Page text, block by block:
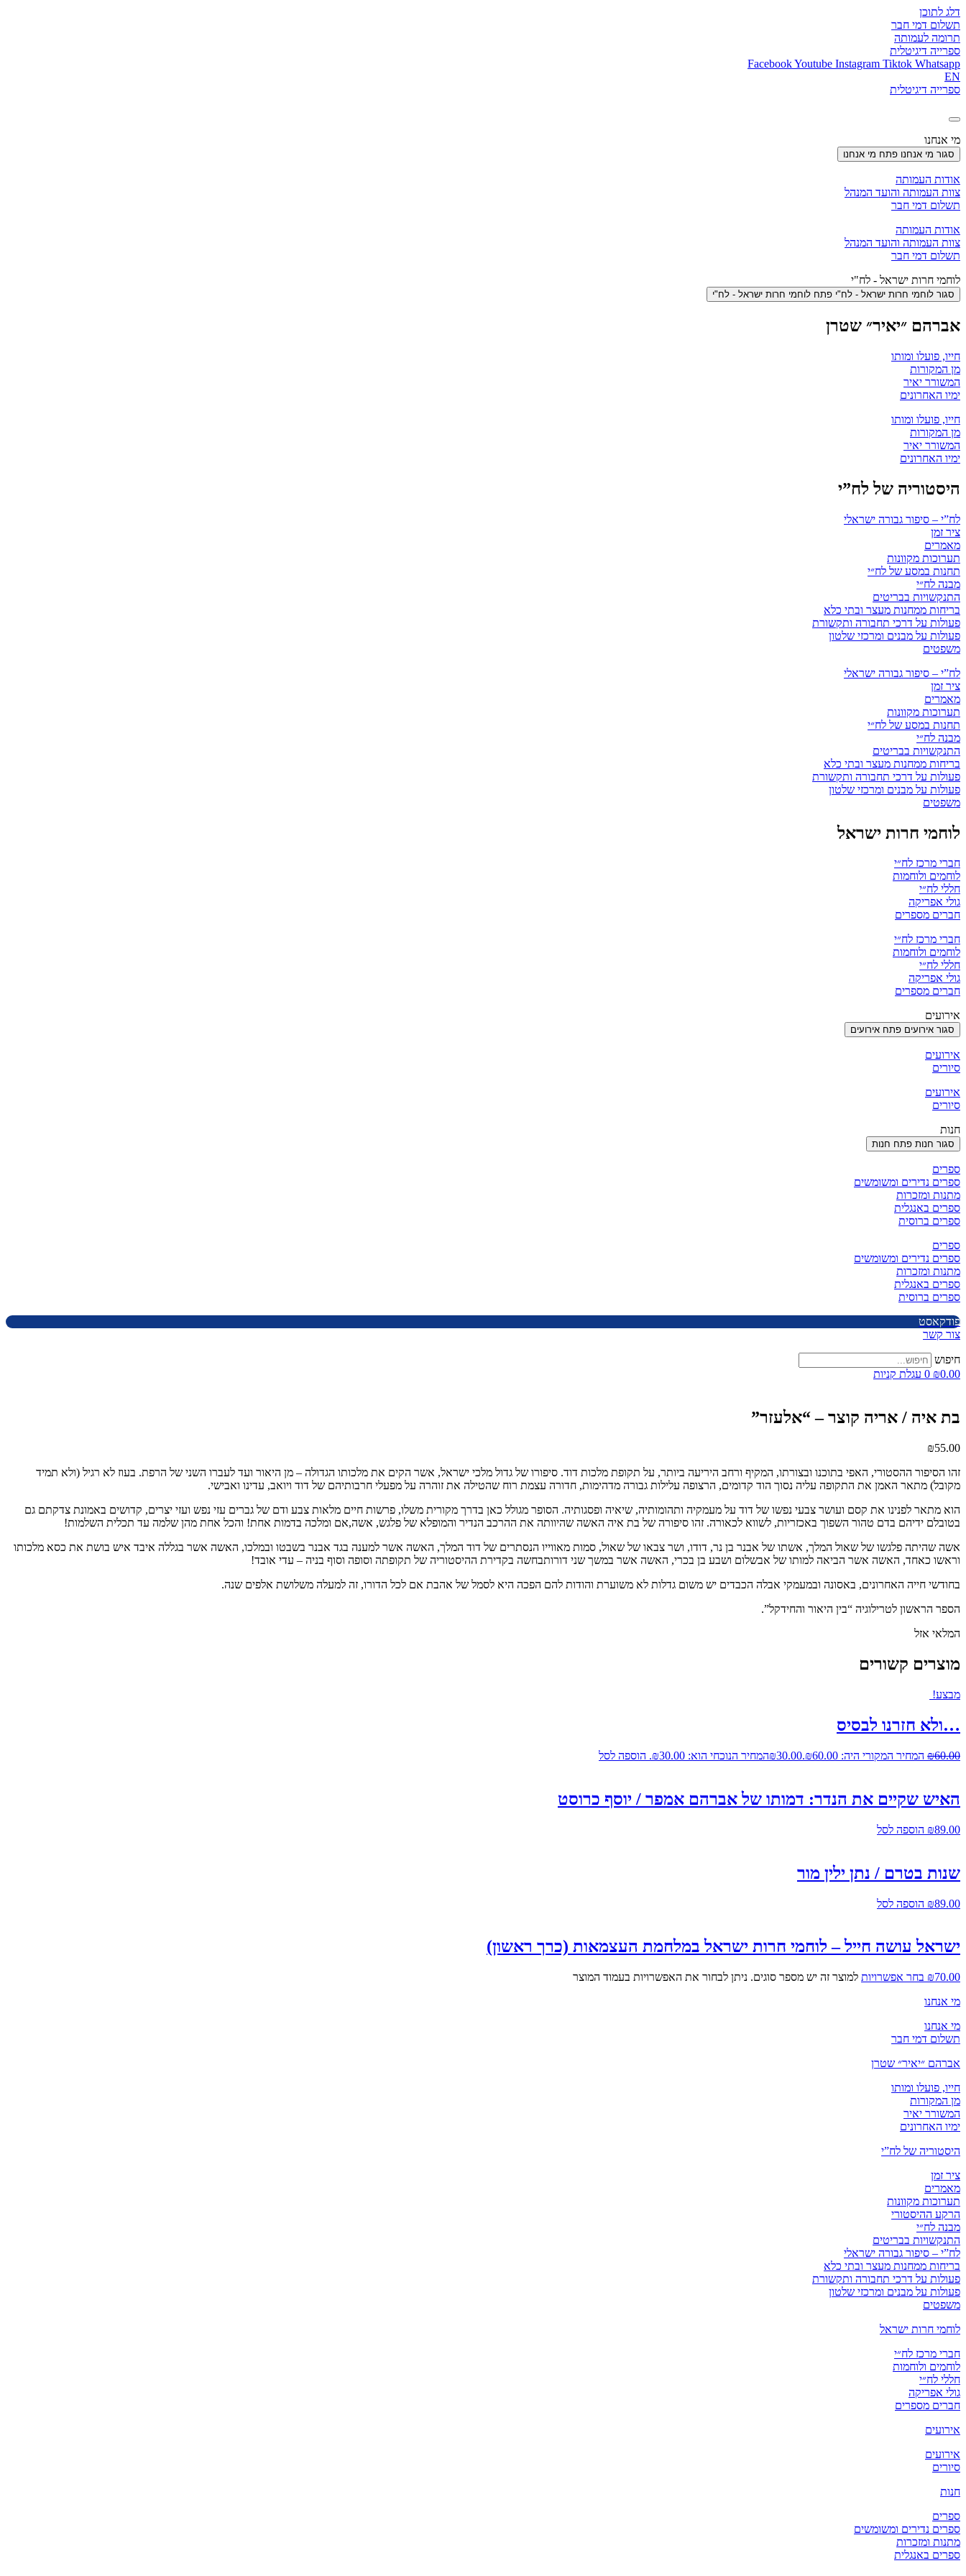
דלג לתוכן
תשלום דמי חבר
תרומה לעמותה
ספרייה דיגיטלית
FacebookYoutube Instagram Tiktok Whatsapp
EN
ספרייה דיגיטלית
מי אנחנו
סגור מי אנחנו פתח מי אנחנו
אודות העמותה
צוות העמותה והועד המנהל
תשלום דמי חבר
אודות העמותה
צוות העמותה והועד המנהל
תשלום דמי חבר
לוחמי חרות ישראל - לח"י
סגור לוחמי חרות ישראל - לח"י פתח לוחמי חרות ישראל - לח"י
אברהם ״יאיר״ שטרן
חייו, פועלו ומותו
מן המקורות
המשורר יאיר
ימיו האחרונים
חייו, פועלו ומותו
מן המקורות
המשורר יאיר
ימיו האחרונים
היסטוריה של לח”י
לח”י – סיפור גבורה ישראלי
ציר זמן
מאמרים
תערוכות מקוונות
תחנות במסע של לח״י
מבנה לח״י
התנקשויות בבריטים
בריחות ממחנות מעצר ובתי כלא
פעולות על דרכי תחבורה ותקשורת
פעולות על מבנים ומרכזי שלטון
משפטים
לח”י – סיפור גבורה ישראלי
ציר זמן
מאמרים
תערוכות מקוונות
תחנות במסע של לח״י
מבנה לח״י
התנקשויות בבריטים
בריחות ממחנות מעצר ובתי כלא
פעולות על דרכי תחבורה ותקשורת
פעולות על מבנים ומרכזי שלטון
משפטים
לוחמי חרות ישראל
חברי מרכז לח״י
לוחמים ולוחמות
חללי לח״י
גולי אפריקה
חברים מספרים
חברי מרכז לח״י
לוחמים ולוחמות
חללי לח״י
גולי אפריקה
חברים מספרים
אירועים
סגור אירועים פתח אירועים
אירועים
סיורים
אירועים
סיורים
חנות
סגור חנות פתח חנות
ספרים
ספרים נדירים ומשומשים
מתנות ומזכרות
ספרים באנגלית
ספרים ברוסית
ספרים
ספרים נדירים ומשומשים
מתנות ומזכרות
ספרים באנגלית
ספרים ברוסית
פודקאסט
צור קשר
חיפוש
₪0.00
0 עגלת קניות
בת איה / אריה קוצר – “אלעזר”
₪55.00
זהו הסיפור ההסטורי, האפי בתוכנו ובצורתו, המקיף ורחב היריעה ביותר, על תקופת מלכות דוד. סיפורו של גדול מלכי ישראל, אשר הקים את מלכותו הגדולה – מן היאור ועד לעברו השני של הרפת. בעוז לא רגיל (ולא תמיד
מקובל) מתאר האמן את התקופה עליה נסוך הוד קדומים, הרצופה עלילות גבורה מדהימות, חדורה עצמת רוח שהטילה את זוהרה על מפעלי חרבותיהם של דוד ויואב, עדינו ואבישי.
הוא מתאר לפנינו את קסם ועושר צבעי נפשו של דוד על מעמקיה ותהומותיה, שיאיה ופסגותיה. הסופר מגולל כאן בדרך מקורית משלו, פרשות חיים מלאות צבע ודם של גברים עזי נפש ועזי יצרים, קדושים באמונת צדקתם גם
בטובלם ידיהם בדם טהור השפוך באכזריות, לשווא לכאורה. זהו סיפורה של בת איה האשה שהיוותה את ההרכב הנדיר והמופלא של פלגש, אשה,אם ומלכה בדמות אחת! והכל אחת מהן שלמה עד תכלית השלמות!
אשה שהיתה פלגשו של שאול המלך, אשתו של אבנר בן נר, דודו, ושר צבאו של שאול, סמות מאווייו הנסתרים של דוד המלך, האשה אשר למענה בגד אבנר בשבטו ובמלכו, האשה אשר בגללה איבד איש בושת את כסא מלכותו
וראשו כאחד, האשה אשר הביאה למותו של אבשלום ושבע בן בכרי, האשה אשר במשך שני דורותבחשה בקדירת ההיסטוריה של תקופתה וסופה וסוף בניה – עדי אובד!
בחודשי חייה האחרונים, באסונה ובמעמקי אבלה הכבדים יש משום גדלות לא משוערת והודות להם הפכה היא לסמל של אהבת אם לכל הדורו, זה למעלה משלושת אלפים שנה.
הספר הראשון לטרילוגיה “בין היאור והחידקל”.
המלאי אזל
מוצרים קשורים
מבצע!
…ולא חזרנו לבסיס
₪60.00 המחיר המקורי היה: ₪60.00. ₪30.00 המחיר הנוכחי הוא: ₪30.00. הוספה לסל
האיש שקיים את הנדר: דמותו של אברהם אמפר / יוסף כרוסט
₪89.00 הוספה לסל
שנות בטרם / נתן ילין מור
₪89.00 הוספה לסל
ישראל עושה חייל – לוחמי חרות ישראל במלחמת העצמאות (כרך ראשון)
₪70.00 בחר אפשרויות למוצר זה יש מספר סוגים. ניתן לבחור את האפשרויות בעמוד המוצר
מי אנחנו
מי אנחנו
תשלום דמי חבר
אברהם ״יאיר״ שטרן
חייו, פועלו ומותו
מן המקורות
המשורר יאיר
ימיו האחרונים
היסטוריה של לח”י
ציר זמן
מאמרים
תערוכות מקוונות
הרקע ההיסטורי
מבנה לח״י
התנקשויות בבריטים
לח”י – סיפור גבורה ישראלי
בריחות ממחנות מעצר ובתי כלא
פעולות על דרכי תחבורה ותקשורת
פעולות על מבנים ומרכזי שלטון
משפטים
לוחמי חרות ישראל
חברי מרכז לח״י
לוחמים ולוחמות
חללי לח״י
גולי אפריקה
חברים מספרים
אירועים
אירועים
סיורים
חנות
ספרים
ספרים נדירים ומשומשים
מתנות ומזכרות
ספרים באנגלית